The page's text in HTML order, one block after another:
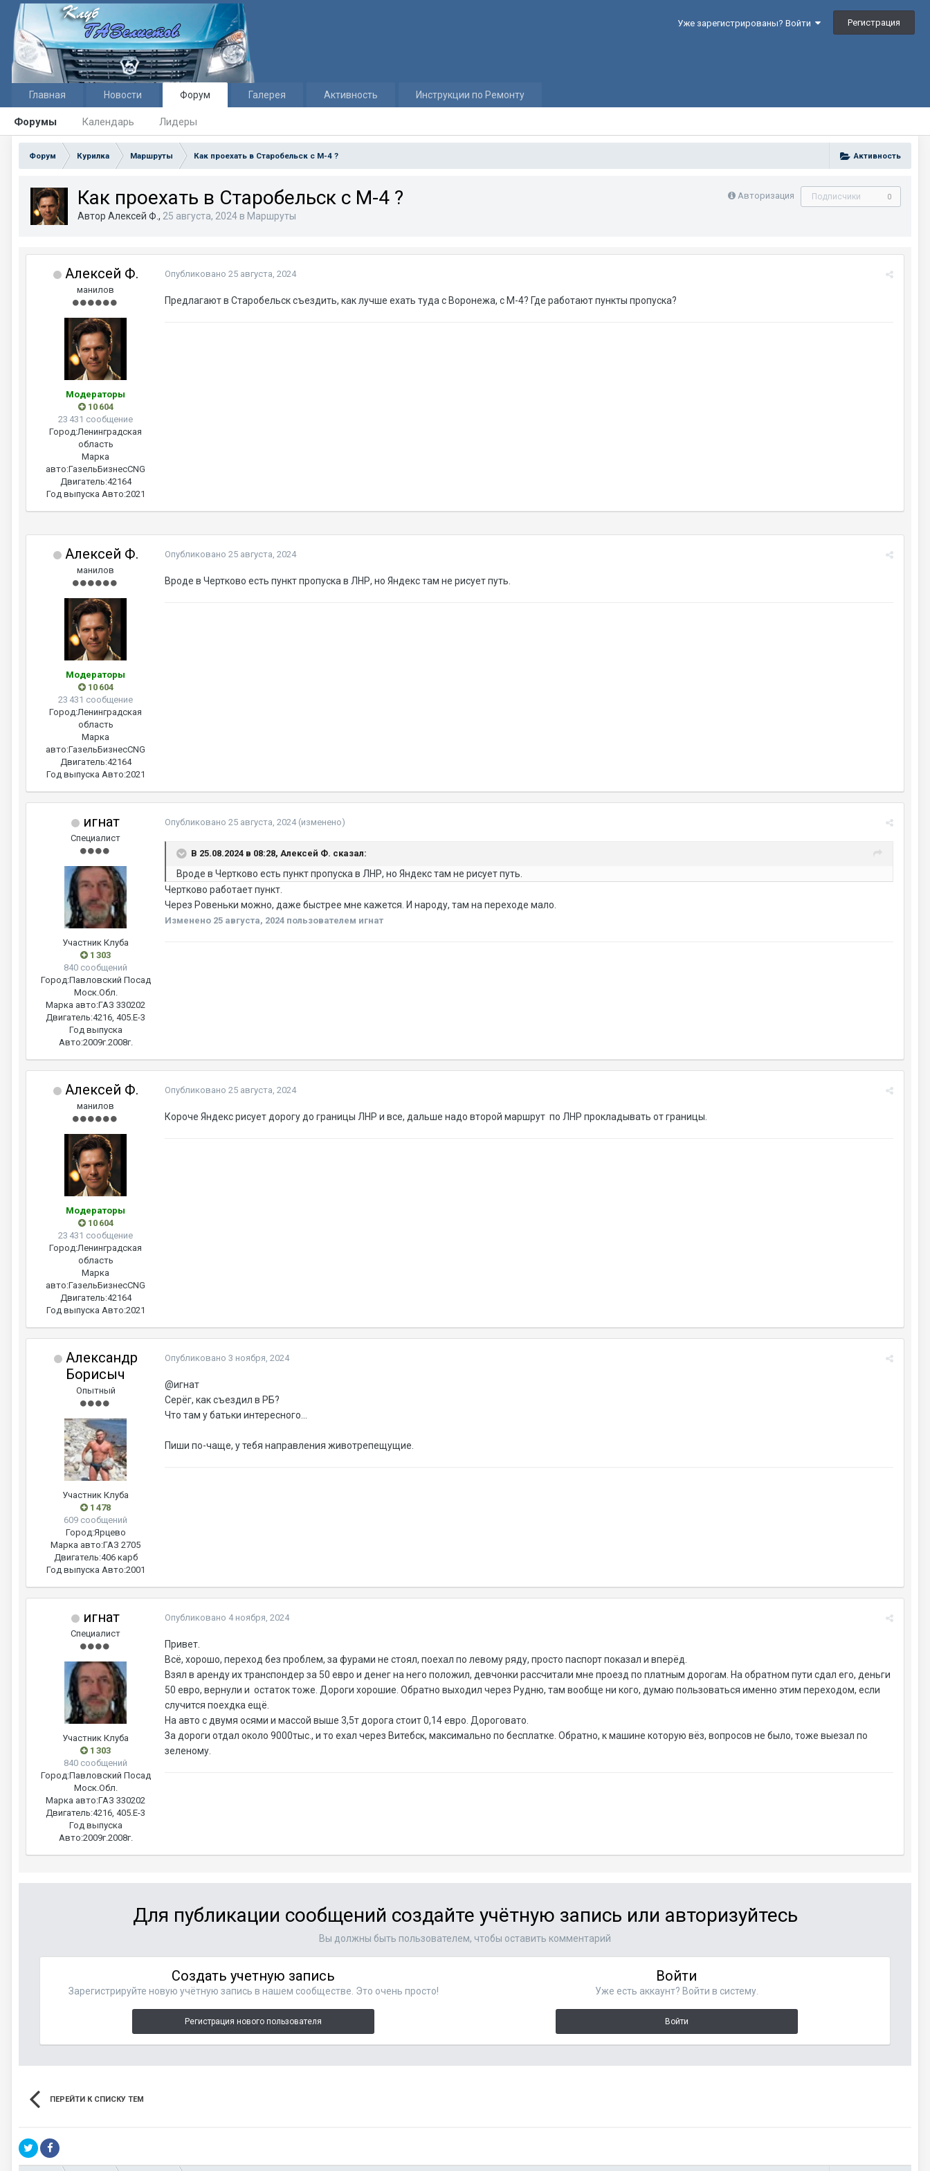
Уже зарегистрированы? Войти Регистрация
Главная Новости Форум
Форумы Календарь Лидеры
Галерея Активность Инструкции по Ремонту
Активность
Форум Курилка Маршруты Как проехать в Старобельск с М-4 ?
Авторизация Подписчики 0
Как проехать в Старобельск с М-4 ?
Автор Алексей Ф., 25 августа, 2024 в Маршруты
Алексей Ф.
манилов
Модераторы
10 604
23 431 сообщение
Город:Ленинградская
область
Марка
авто:ГазельБизнесCNG
Двигатель:42164
Год выпуска Авто:2021
Опубликовано 25 августа, 2024
Предлагают в Старобельск съездить, как лучше ехать туда с Воронежа, с М-4? Где работают пункты пропуска?
Алексей Ф.
манилов
Модераторы
10 604
23 431 сообщение
Город:Ленинградская
область
Марка
авто:ГазельБизнесCNG
Двигатель:42164
Год выпуска Авто:2021
Опубликовано 25 августа, 2024
Вроде в Чертково есть пункт пропуска в ЛНР, но Яндекс там не рисует путь.
игнат
Специалист
Участник Клуба
1 303
840 сообщений
Город:Павловский Посад
Моск.Обл.
Марка авто:ГАЗ 330202
Двигатель:4216, 405.Е-3
Год выпуска
Авто:2009г.2008г.
Опубликовано 25 августа, 2024 (изменено)
В 25.08.2024 в 08:28, Алексей Ф. сказал:
Вроде в Чертково есть пункт пропуска в ЛНР, но Яндекс там не рисует путь.
Чертково работает пункт.
Через Ровеньки можно, даже быстрее мне кажется. И народу, там на переходе мало.
Изменено 25 августа, 2024 пользователем игнат
Алексей Ф.
манилов
Модераторы
10 604
23 431 сообщение
Город:Ленинградская
область
Марка
авто:ГазельБизнесCNG
Двигатель:42164
Год выпуска Авто:2021
Опубликовано 25 августа, 2024
Короче Яндекс рисует дорогу до границы ЛНР и все, дальше надо второй маршрут по ЛНР прокладывать от границы.
Александр
Борисыч
Опытный
Участник Клуба
1 478
609 сообщений
Город:Ярцево
Марка авто:ГАЗ 2705
Двигатель:406 карб
Год выпуска Авто:2001
Опубликовано 3 ноября, 2024
@игнат
Серёг, как съездил в РБ?
Что там у батьки интересного...
Пиши по-чаще, у тебя направления животрепещущие.
игнат
Специалист
Участник Клуба
1 303
840 сообщений
Город:Павловский Посад
Моск.Обл.
Марка авто:ГАЗ 330202
Двигатель:4216, 405.Е-3
Год выпуска
Авто:2009г.2008г.
Опубликовано 4 ноября, 2024
Привет.
Всё, хорошо, переход без проблем, за фурами не стоял, поехал по левому ряду, просто паспорт показал и вперёд.
Взял в аренду их транспондер за 50 евро и денег на него положил, девчонки рассчитали мне проезд по платным дорогам. На обратном пути сдал его, деньги
50 евро, вернули и остаток тоже. Дороги хорошие. Обратно выходил через Рудню, там вообще ни кого, думаю пользоваться именно этим переходом, если
случится поехдка ещё.
На авто с двумя осями и массой выше 3,5т дорога стоит 0,14 евро. Дороговато.
За дороги отдал около 9000тыс., и то ехал через Витебск, максимально по бесплатке. Обратно, к машине которую вёз, вопросов не было, тоже выезал по
зеленому.
Для публикации сообщений создайте учётную запись или авторизуйтесь
Вы должны быть пользователем, чтобы оставить комментарий
Создать учетную запись
Зарегистрируйте новую учётную запись в нашем сообществе. Это очень просто!
Регистрация нового пользователя
Войти
Уже есть аккаунт? Войти в систему.
Войти
ПЕРЕЙТИ К СПИСКУ ТЕМ